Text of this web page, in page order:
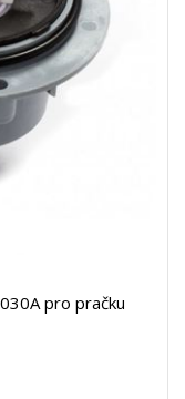
pro pračku